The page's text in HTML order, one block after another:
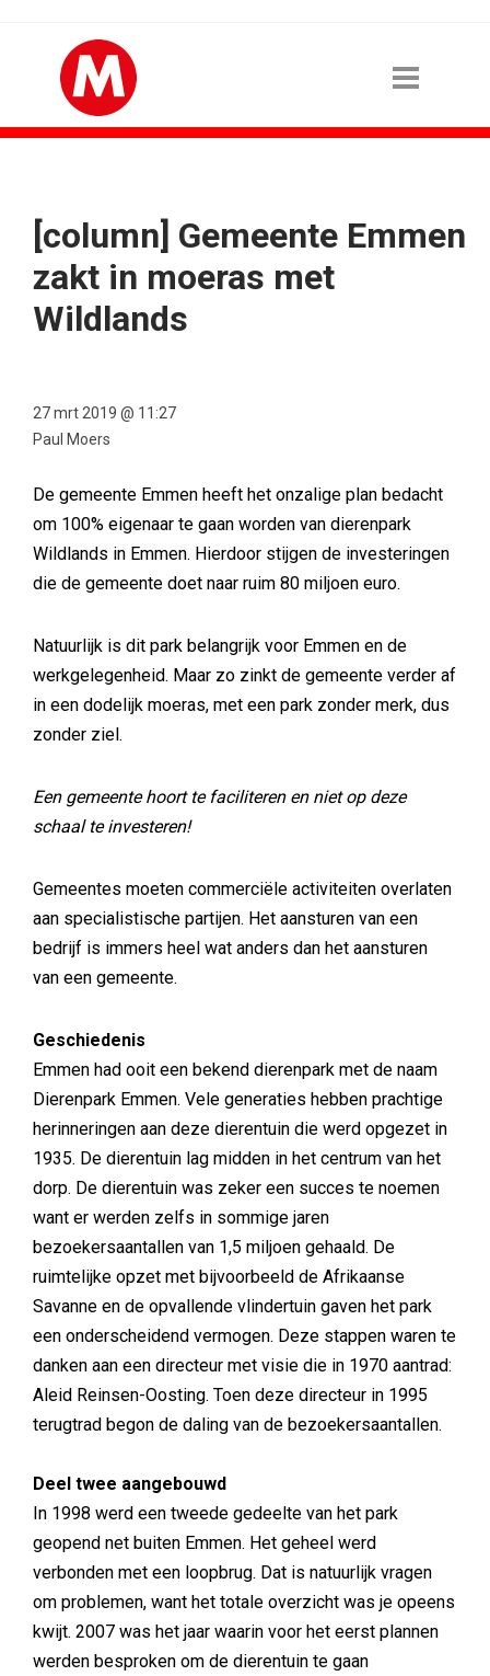
[column] Gemeente Emmen
zakt in moeras met
Wildlands
27 mrt 2019 @ 11:27
Paul Moers
De gemeente Emmen heeft het onzalige plan bedacht
om 100% eigenaar te gaan worden van dierenpark
Wildlands in Emmen. Hierdoor stijgen de investeringen
die de gemeente doet naar ruim 80 miljoen euro.
Natuurlijk is dit park belangrijk voor Emmen en de
werkgelegenheid. Maar zo zinkt de gemeente verder af
in een dodelijk moeras, met een park zonder merk, dus
zonder ziel.
Een gemeente hoort te faciliteren en niet op deze
schaal te investeren!
Gemeentes moeten commerciële activiteiten overlaten
aan specialistische partijen. Het aansturen van een
bedrijf is immers heel wat anders dan het aansturen
van een gemeente.
Geschiedenis
Emmen had ooit een bekend dierenpark met de naam
Dierenpark Emmen. Vele generaties hebben prachtige
herinneringen aan deze dierentuin die werd opgezet in
1935. De dierentuin lag midden in het centrum van het
dorp. De dierentuin was zeker een succes te noemen
want er werden zelfs in sommige jaren
bezoekersaantallen van 1,5 miljoen gehaald. De
ruimtelijke opzet met bijvoorbeeld de Afrikaanse
Savanne en de opvallende vlindertuin gaven het park
een onderscheidend vermogen. Deze stappen waren te
danken aan een directeur met visie die in 1970 aantrad:
Aleid Reinsen-Oosting. Toen deze directeur in 1995
terugtrad begon de daling van de bezoekersaantallen.
Deel twee aangebouwd
In 1998 werd een tweede gedeelte van het park
geopend net buiten Emmen. Het geheel werd
verbonden met een loopbrug. Dat is natuurlijk vragen
om problemen, want het totale overzicht was je opeens
kwijt. 2007 was het jaar waarin voor het eerst plannen
werden besproken om de dierentuin te gaan